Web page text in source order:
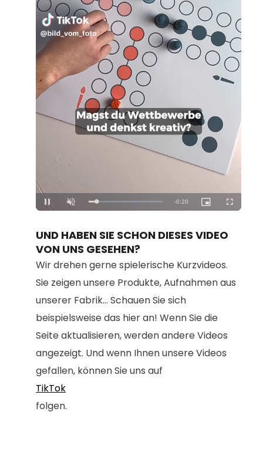
Unmute Loaded:
100.00%
UND HABEN SIE SCHON DIESES VIDEO
VON UNS GESEHEN?
Wir drehen gerne spielerische Kurzvideos.
Sie zeigen unsere Produkte, Aufnahmen aus
unserer Fabrik... Schauen Sie sich
beispielsweise das hier an! Wenn Sie die
Seite aktualisieren, werden andere Videos
angezeigt. Und wenn Ihnen unsere Videos
gefallen, können Sie uns auf
TikTok
folgen.